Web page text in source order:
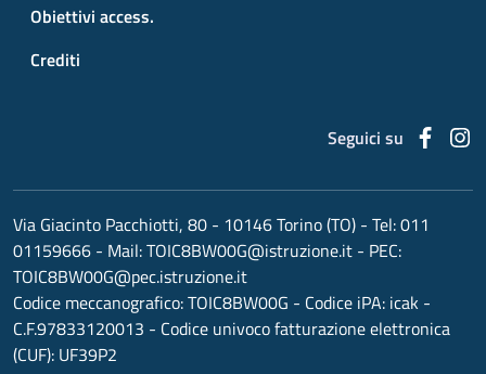
Obiettivi access.
Crediti
Seguici su
Via Giacinto Pacchiotti, 80 - 10146 Torino (TO) - Tel:011
01159666 - Mail:TOIC8BW00G@istruzione.it - PEC:
TOIC8BW00G@pec.istruzione.it
Codice meccanografico:TOIC8BW00G - Codice iPA: icak -
C.F.97833120013 - Codice univoco fatturazione elettronica
(CUF): UF39P2